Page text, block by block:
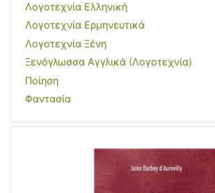
Λογοτεχνία Ελληνική
Λογοτεχνία Ερμηνευτικά
Λογοτεχνία Ξένη
Ξενόγλωσσα Αγγλικά (Λογοτεχνία)
Ποίηση
Φαντασία